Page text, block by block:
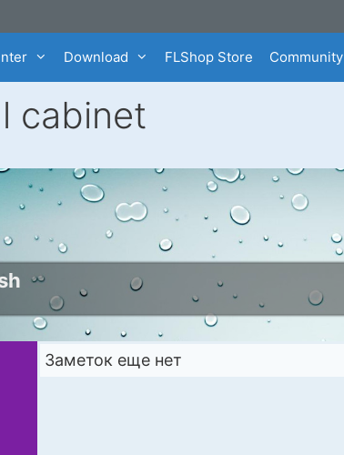
Download FLShop Store Community
cabinet
Заметок еще нет